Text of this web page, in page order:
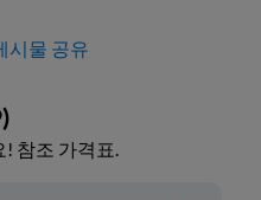
시물 공유
)
참조 가격표.